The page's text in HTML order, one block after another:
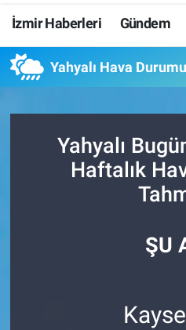
İzmir Haberleri Gündem
Yahyalı Hava Durumu
Yahyalı
Haftalık
ŞU
Resmi İlanlar
Resmi Reklam